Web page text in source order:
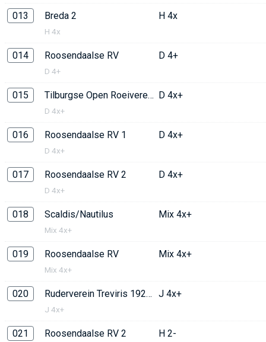
013 Breda 2
H 4x
H 4x
014 Roosendaalse RV
D 4+
D 4+
015 Tilburgse Open Roeivereniging
D 4x+
D 4x+
016 Roosendaalse RV 1
D 4x+
D 4x+
017 Roosendaalse RV 2
D 4x+
D 4x+
018 Scaldis/Nautilus
Mix 4x+
Mix 4x+
019 Roosendaalse RV
Mix 4x+
Mix 4x+
020 Ruderverein Treviris 1921
J 4x+
J 4x+
021 Roosendaalse RV 2 H 2-